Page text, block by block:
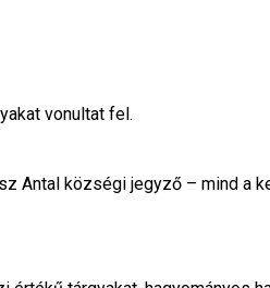
vonultat fel.
Antal községi jegyző – mind a